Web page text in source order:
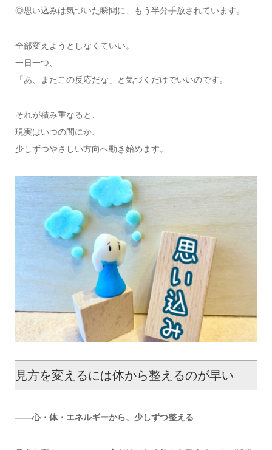
◎思い込みは気づいた瞬間に、もう半分手放されています。
全部変えようとしなくていい。
一日一つ、
「あ、またこの反応だな」と気づくだけでいいのです。
それが積み重なると、
現実はいつの間にか、
少しずつやさしい方向へ動き始めます。
見方を変えるには体から整えるのが早い
――心・体・エネルギーから、少しずつ整える